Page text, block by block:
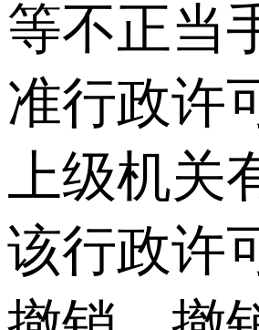
等不正当
准行政许
上级机关
该行政许